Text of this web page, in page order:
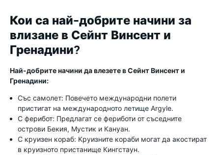
Кои са най-добрите начини за
влизане в Сейнт Винсент и
Гренадини?
Най-добрите начини да влезете в Сейнт Винсент и
Гренадини:
Със самолет: Повечето международни полети
пристигат на международното летище Argyle.
С ферибот: Предлагат се фериботи от съседните
острови Бекия, Мустик и Кануан.
С круизен кораб: Круизните кораби могат да акостират
в круизното пристанище Кингстаун.